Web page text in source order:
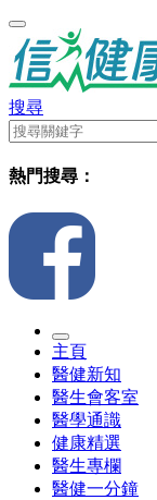
搜尋
熱門搜尋：
主頁
醫健新知
醫生會客室
醫學通識
健康精選
醫生專欄
醫健一分鐘